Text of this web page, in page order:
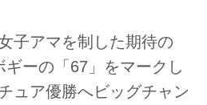
子アマを制した期待の
ーの「67」をマークし
ュア優勝へビッグチャン